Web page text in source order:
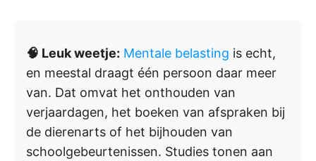
🧠 Leuk weetje: Mentale belasting is echt,
en meestal draagt één persoon daar meer
van. Dat omvat het onthouden van
verjaardagen, het boeken van afspraken bij
de dierenarts of het bijhouden van
schoolgebeurtenissen. Studies tonen aan